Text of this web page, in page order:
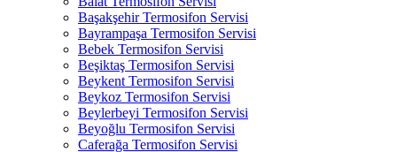
Başakşehir Termosifon Servisi
Bayrampaşa Termosifon Servisi
Bebek Termosifon Servisi
Beşiktaş Termosifon Servisi
Beykent Termosifon Servisi
Beykoz Termosifon Servisi
Beylerbeyi Termosifon Servisi
Beyoğlu Termosifon Servisi
Caferağa Termosifon Servisi